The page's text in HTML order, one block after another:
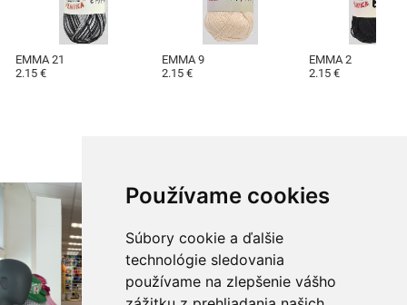
Používame cookies
Súbory cookie a ďalšie
technológie sledovania
používame na zlepšenie vášho
EMMA 21
2.15 €
EMMA 9
2.15 €
EMMA 2
2.15 €